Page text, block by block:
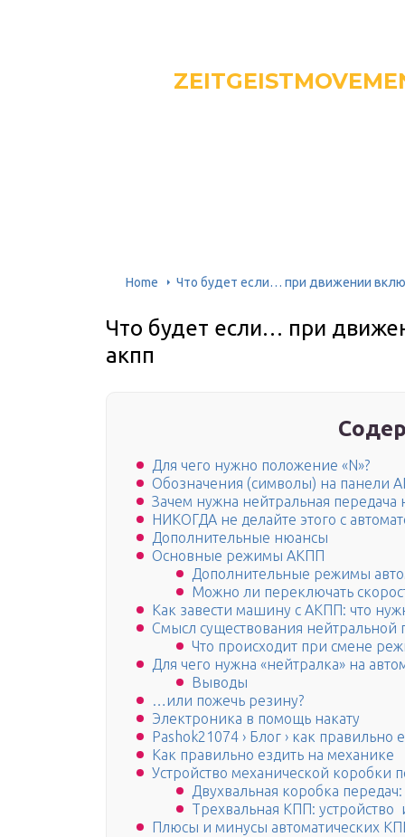
Home Что будет если… при движении
Что будет если… при
акпп
Для чего нужно положение «N»?
Обозначения (символы) на панели
Зачем нужна нейтральная передача
НИКОГДА не делайте этого с
Дополнительные нюансы
Основные режимы АКПП
Дополнительные режимы
Можно ли переключать
Как завести машину с АКПП: что
Смысл существования нейтральной
Что происходит при смене
Для чего нужна «нейтралка» на
Выводы
…или пожечь резину?
Электроника в помощь накату
Pashok21074 › Блог › как правильно
Как правильно ездить на механике
Устройство механической коробки
Двухвальная коробка
Трехвальная КПП:
Плюсы и минусы автоматических